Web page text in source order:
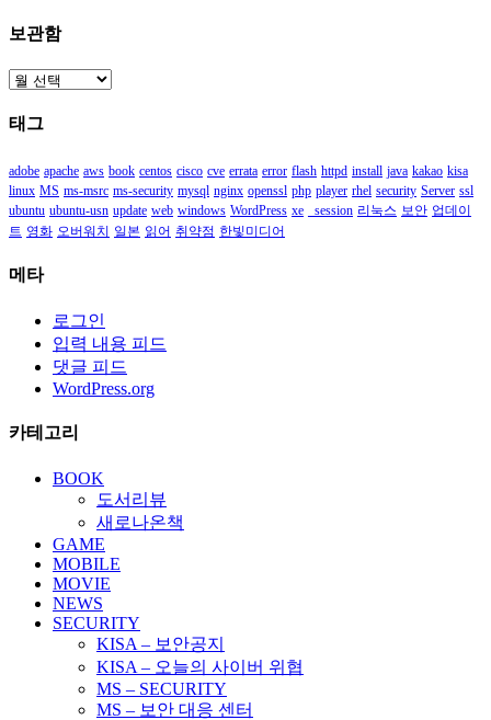
보관함
보
함
태그
adobe apache aws book centos cisco cve errata error flash httpd install java kakao kisa
linux MS ms-msrc ms-security mysql nginx openssl php player rhel security Server ssl
ubuntu ubuntu-usn update web windows WordPress xe _session 리눅스 보안 업데이
트 영화 오버워치 일본 읽어 취약점 한빛미디어
메타
로그인
입력 내용 피드
댓글 피드
WordPress.org
카테고리
BOOK
도서리뷰
새로나온책
GAME
MOBILE
MOVIE
NEWS
SECURITY
KISA – 보안공지
KISA – 오늘의 사이버 위협
MS – SECURITY
MS – 보안 대응 센터